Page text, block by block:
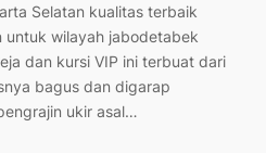
Selatan kualitas terbaik
untuk wilayah jabodetabek
dan kursi VIP ini terbuat dari
bagus dan digarap
ukir asal…